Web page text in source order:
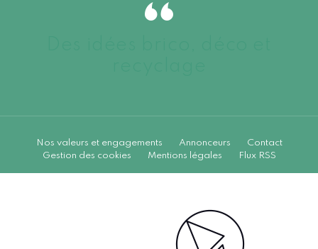
Nos valeurs et engagements Annonceurs
Contact
Gestion des cookies
Mentions légales Flux RSS